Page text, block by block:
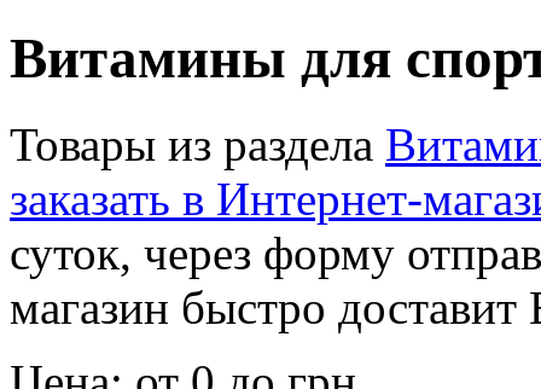
Витамины для
Товары из раздела
заказать в Интернет-
суток, через форму
магазин быстро